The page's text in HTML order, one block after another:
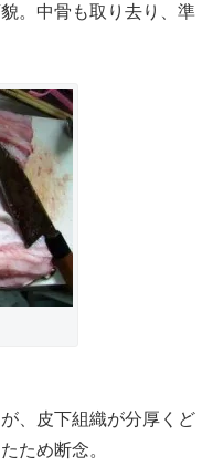
。中骨も取り去り、準
、皮下組織が分厚くど
ため断念。